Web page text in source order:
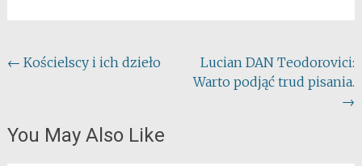
Post
← Kościelscy i ich dzieło
Lucian DAN Teodorovici:
Warto podjąć trud pisania.
→
You May Also Like